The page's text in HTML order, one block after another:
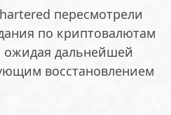
пересмотрели
по криптовалютам
ожидая дальнейшей
восстановлением